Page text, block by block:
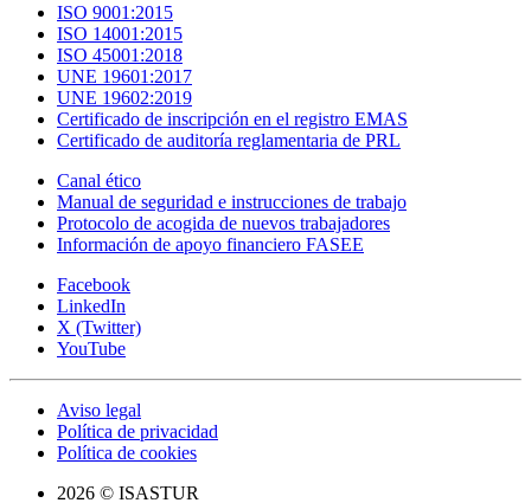
ISO 9001:2015
ISO 14001:2015
ISO 45001:2018
UNE 19601:2017
UNE 19602:2019
Certificado de inscripción en el registro EMAS
Certificado de auditoría reglamentaria de PRL
Canal ético
Manual de seguridad e instrucciones de trabajo
Protocolo de acogida de nuevos trabajadores
Información de apoyo financiero FASEE
Facebook
LinkedIn
X (Twitter)
YouTube
Aviso legal
Política de privacidad
Política de cookies
2026 © ISASTUR